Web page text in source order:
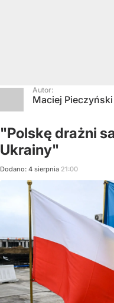
Autor:
Maciej Pieczyński
"Polskę drażni
Ukrainy"
Dodano: 4 sierpnia 21:00